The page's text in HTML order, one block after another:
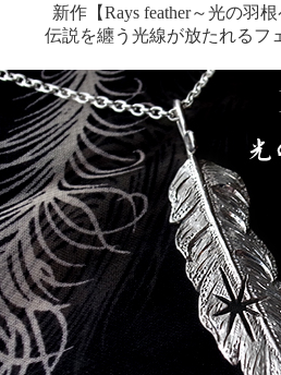
新作【Rays feather～光の羽
伝説を纏う光線が放たれるフ